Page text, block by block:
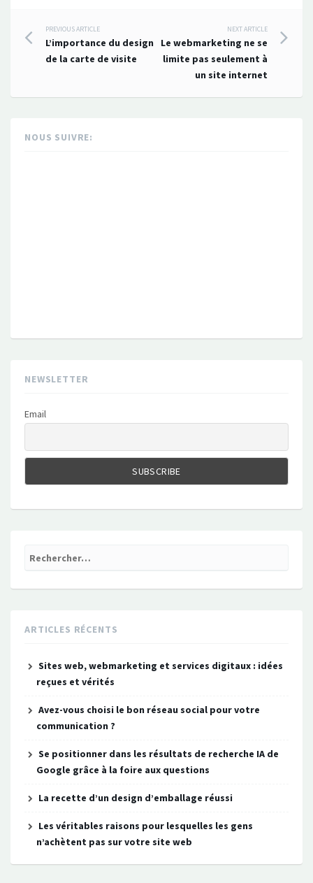
Post
navigation
PREVIOUS ARTICLE
L’importance du design
de la carte de visite
NEXT ARTICLE
Le webmarketing ne se
limite pas seulement à
un site internet
NOUS SUIVRE:
NEWSLETTER
Email
Rechercher :
ARTICLES RÉCENTS
Sites web, webmarketing et services digitaux : idées
reçues et vérités
Avez-vous choisi le bon réseau social pour votre
communication ?
Se positionner dans les résultats de recherche IA de
Google grâce à la foire aux questions
La recette d’un design d’emballage réussi
Les véritables raisons pour lesquelles les gens
n’achètent pas sur votre site web